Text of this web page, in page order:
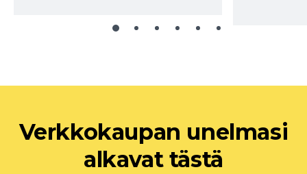
Verkkokaupan unelmasi
alkavat tästä